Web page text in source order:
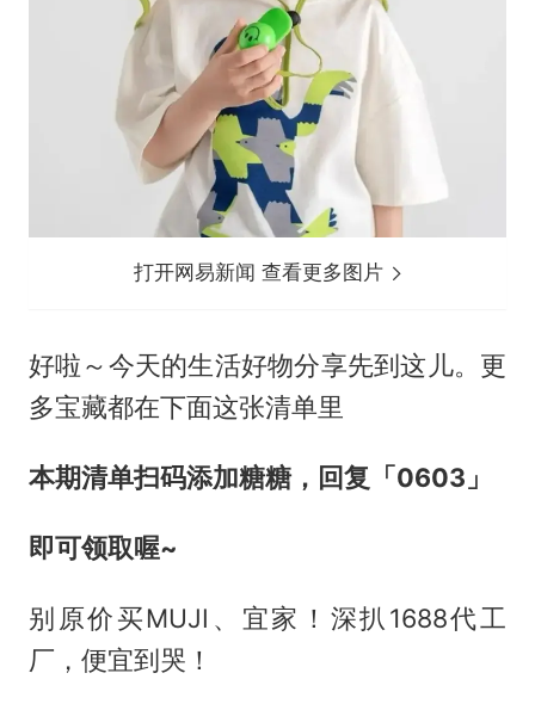
打开网易新闻 查看更多图片
好啦～今天的生活好物分享先到这儿。更
多宝藏都在下面这张清单里
本期清单扫码添加糖糖，回复「0603」
即可领取喔~
别原价买MUJI、宜家！深扒1688代工
厂，便宜到哭！